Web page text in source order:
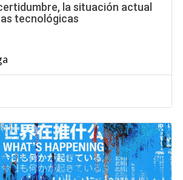
la situación actual
tecnológicas